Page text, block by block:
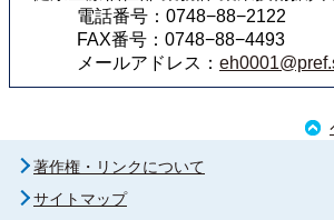
電話番号：0748−88−2122
FAX番号：0748−88−4493
メールアドレス：
著作権・リンクについて
サイトマップ